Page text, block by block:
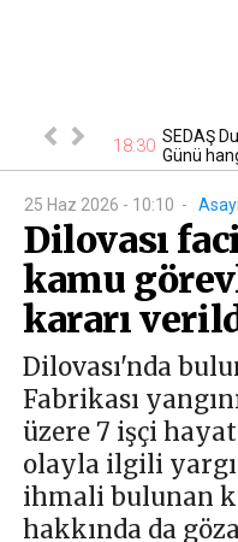
otomobil 18:30 SEDAŞ
Günü
25 Haz 2026 - 10:10 -
Dilovası
kamu
kararı
Dilovası'nda
Fabrikası
üzere 7 işçi
olayla ilgili yargı
ihmali bulunan
hakkında da